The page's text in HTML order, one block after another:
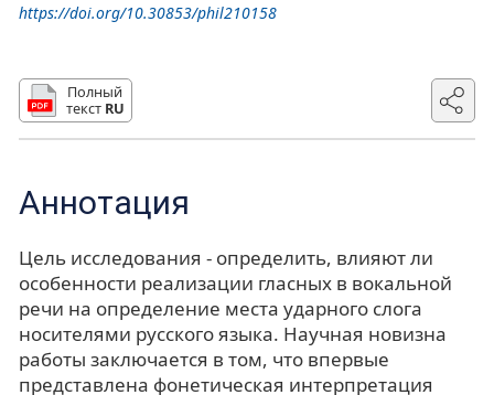
https://doi.org/10.30853/phil210158
Полный
текст RU
Аннотация
Цель исследования - определить, влияют ли
особенности реализации гласных в вокальной
речи на определение места ударного слога
носителями русского языка. Научная новизна
работы заключается в том, что впервые
представлена фонетическая интерпретация